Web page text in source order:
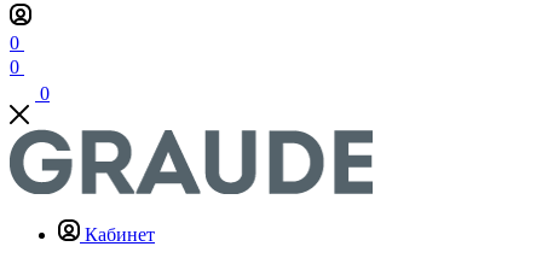
0
0
0
Кабинет